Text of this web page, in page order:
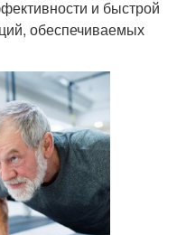
и быстрой
обеспечиваемых